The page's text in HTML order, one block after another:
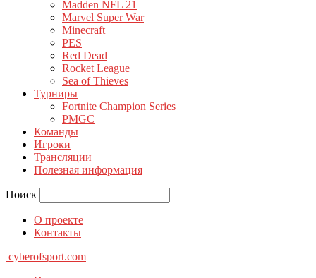
Madden NFL 21
Marvel Super War
Minecraft
PES
Red Dead
Rocket League
Sea of Thieves
Турниры
Fortnite Champion Series
PMGC
Команды
Игроки
Трансляции
Полезная информация
Поиск
О проекте
Контакты
cyberofsport.com